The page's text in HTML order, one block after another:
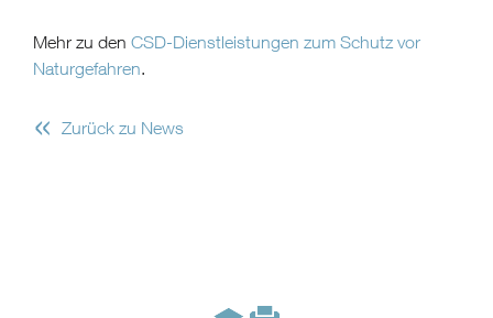
Mehr zu den CSD-Dienstleistungen zum Schutz vor
Naturgefahren.
« Zurück zu News